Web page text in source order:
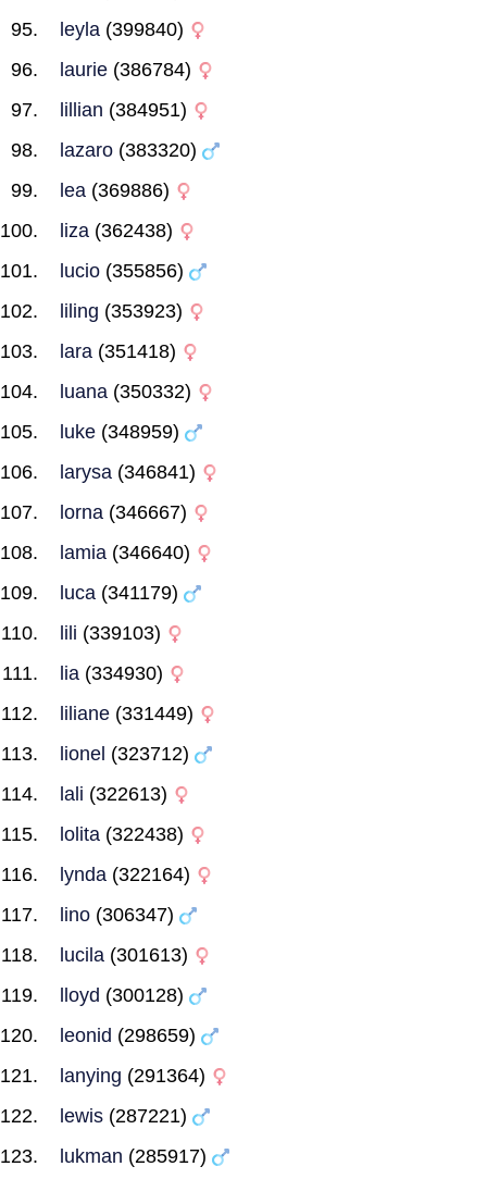
leyla (399840)
laurie (386784)
lillian (384951)
lazaro (383320)
lea (369886)
liza (362438)
lucio (355856)
liling (353923)
lara (351418)
luana (350332)
luke (348959)
larysa (346841)
lorna (346667)
lamia (346640)
luca (341179)
lili (339103)
lia (334930)
liliane (331449)
lionel (323712)
lali (322613)
lolita (322438)
lynda (322164)
lino (306347)
lucila (301613)
lloyd (300128)
leonid (298659)
lanying (291364)
lewis (287221)
lukman (285917)